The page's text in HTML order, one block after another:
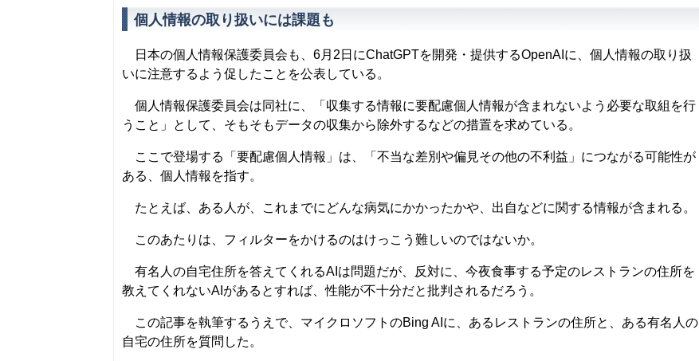
個人情報の取り扱いには課題も
日本の個人情報保護委員会も、6月2日にChatGPTを開発・提供するOpenAIに、個人情報の取り扱
いに注意するよう促したことを公表している。
個人情報保護委員会は同社に、「収集する情報に要配慮個人情報が含まれないよう必要な取組を行
うこと」として、そもそもデータの収集から除外するなどの措置を求めている。
ここで登場する「要配慮個人情報」は、「不当な差別や偏見その他の不利益」につながる可能性が
ある、個人情報を指す。
たとえば、ある人が、これまでにどんな病気にかかったかや、出自などに関する情報が含まれる。
このあたりは、フィルターをかけるのはけっこう難しいのではないか。
有名人の自宅住所を答えてくれるAIは問題だが、反対に、今夜食事する予定のレストランの住所を
教えてくれないAIがあるとすれば、性能が不十分だと批判されるだろう。
この記事を執筆するうえで、マイクロソフトのBing AIに、あるレストランの住所と、ある有名人の
自宅の住所を質問した。